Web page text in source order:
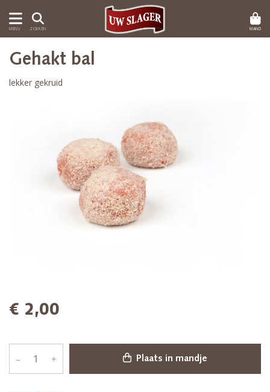
MENU ZOEKEN MAND
Gehakt bal
lekker gekruid
€ 2,00
– + Plaats in mandje